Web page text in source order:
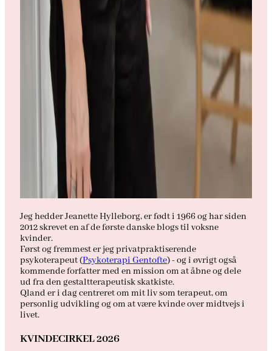
Jeg hedder Jeanette Hylleborg, er født i 1966 og har siden
2012 skrevet en af de første danske blogs til voksne
kvinder.
Først og fremmest er jeg privatpraktiserende
psykoterapeut (Psykoterapi Gentofte) - og i øvrigt også
kommende forfatter med en mission om at åbne og dele
ud fra den gestaltterapeutisk skatkiste.
Qland er i dag centreret om mit liv som terapeut, om
personlig udvikling og om at være kvinde over midtvejs i
livet.
KVINDECIRKEL 2026